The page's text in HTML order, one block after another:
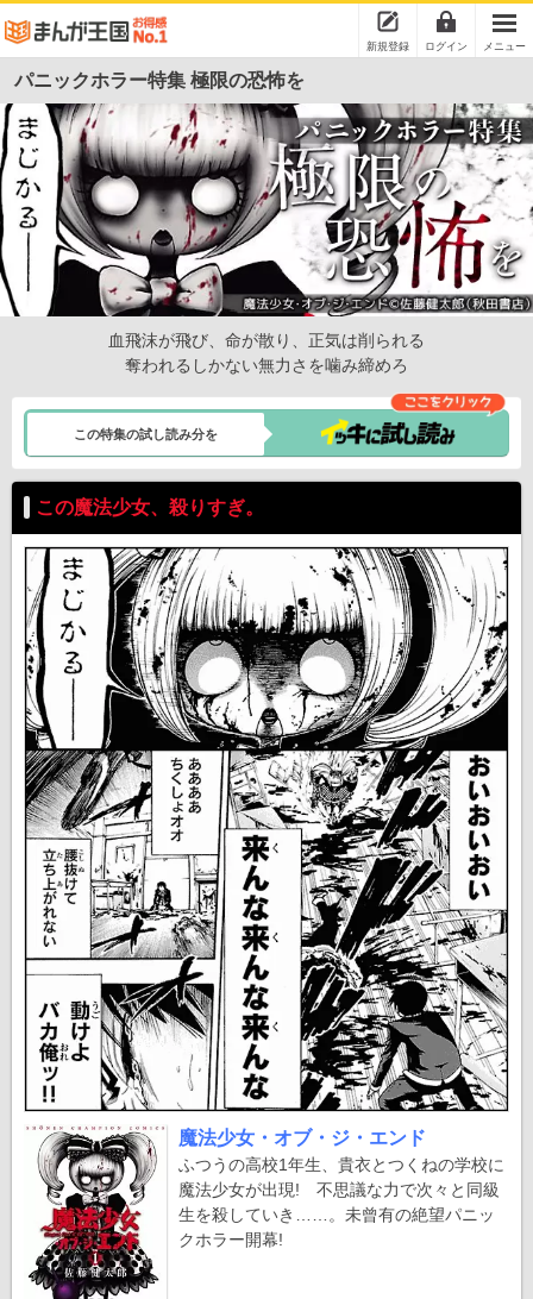
新規登録 ログイン メニュー
パニックホラー特集 極限の恐怖を
血飛沫が飛び、命が散り、正気は削られる
奪われるしかない無力さを噛み締めろ
この特集の試し読み分を
この魔法少女、殺りすぎ。
魔法少女・オブ・ジ・エンド
ふつうの高校1年生、貴衣とつくねの学校に
魔法少女が出現! 不思議な力で次々と同級
生を殺していき……。未曾有の絶望パニッ
クホラー開幕!